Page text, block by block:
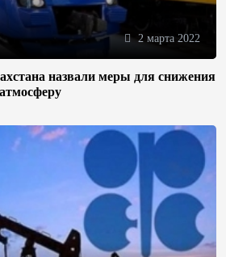
2 марта 2022
назвали меры для снижения